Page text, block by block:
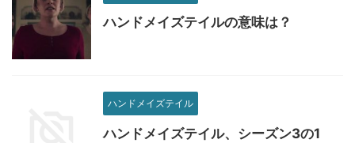
ハンドメイズテイルの意味は？
ハンドメイズテイル
ハンドメイズテイル、シーズン3の1